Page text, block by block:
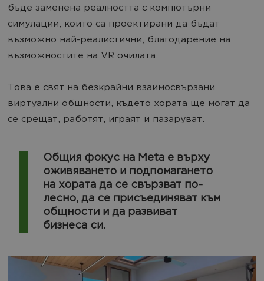
бъде заменена реалността с компютърни
симулации, които са проектирани да бъдат
възможно най-реалистични, благодарение на
възможностите на VR очилата.
Това е свят на безкрайни взаимосвързани
виртуални общности, където хората ще могат да
се срещат, работят, играят и пазаруват.
Общия фокус на Meta e върху
оживяването и подпомагането
на хората да се свързват по-
лесно, да се присъединяват към
общности и да развиват
бизнеса си.